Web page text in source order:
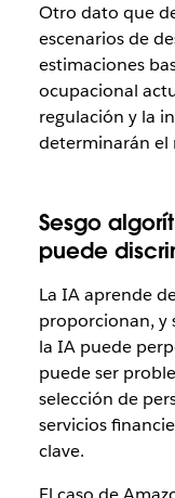
Otro dato que
escenarios de
estimaciones
ocupacional
regulación y la
determinarán el
Sesgo
puede
La IA aprende
proporcionan, y
la IA puede
puede ser
selección de
servicios
clave.